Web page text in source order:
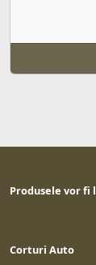
Produsele vor fi
Corturi Auto